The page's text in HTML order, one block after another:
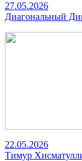
27.05.2026
Диагональный
22.05.2026
Тимур